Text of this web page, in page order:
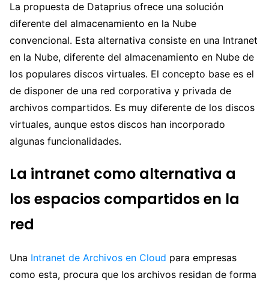
La propuesta de Dataprius ofrece una solución
diferente del almacenamiento en la Nube
convencional. Esta alternativa consiste en una Intranet
en la Nube, diferente del almacenamiento en Nube de
los populares discos virtuales. El concepto base es el
de disponer de una red corporativa y privada de
archivos compartidos. Es muy diferente de los discos
virtuales, aunque estos discos han incorporado
algunas funcionalidades.
La intranet como alternativa a
los espacios compartidos en la
red
Una Intranet de Archivos en Cloud para empresas
como esta, procura que los archivos residan de forma